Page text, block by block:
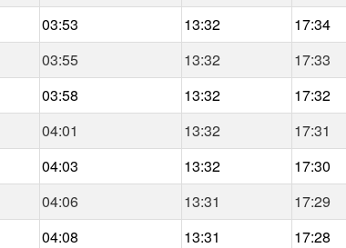
03:53 13:32 17:34
03:55 13:32 17:33
03:58 13:32 17:32
04:01 13:32 17:31
04:03 13:32 17:30
04:06 13:31 17:29
04:08 13:31 17:28